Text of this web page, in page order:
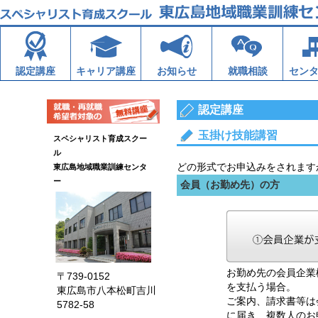
認定講座 キャリア講座 お知らせ 就職相談 セン
認定講座
玉掛け技能講習
どの形式でお申込みをされま
会員（お勤め先）の方
お勤め先の会員企
を支払う場合。
ご案内、請求書等
に届き、複数人の
スペシャリスト育成スクー
ル
東広島地域職業訓練センタ
ー
〒739-0152
東広島市八本松町吉川
5782-58